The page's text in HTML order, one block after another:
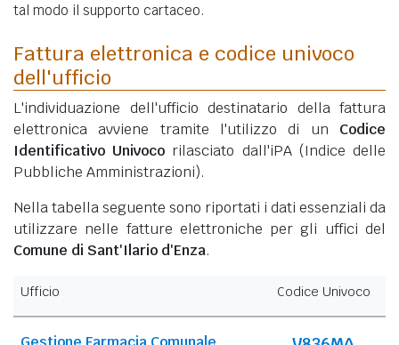
tal modo il supporto cartaceo.
Fattura elettronica e codice univoco
dell'ufficio
L'individuazione dell'ufficio destinatario della fattura
elettronica avviene tramite l'utilizzo di un Codice
Identificativo Univoco rilasciato dall'iPA (Indice delle
Pubbliche Amministrazioni).
Nella tabella seguente sono riportati i dati essenziali da
utilizzare nelle fatture elettroniche per gli uffici del
Comune di Sant'Ilario d'Enza.
Ufficio Codice Univoco